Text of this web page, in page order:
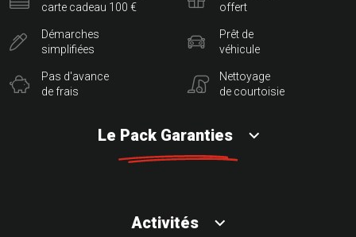
carte cadeau 100 €
Démarches
simplifiées
Pas d'avance
de frais
offert
Prêt de
véhicule
Nettoyage
de courtoisie
Le Pack Garanties
Activités